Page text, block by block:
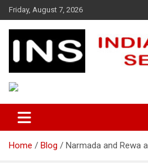
Skip
to
content
Friday, August 7, 2026
Indian News
Home Blog Narmada and Rewa